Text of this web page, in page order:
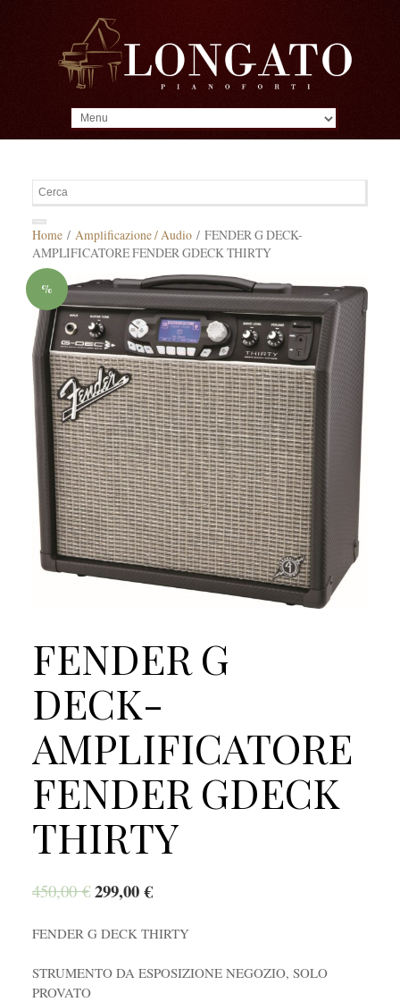
Home/ Amplificazione / Audio/ FENDER G DECK-
AMPLIFICATORE FENDER GDECK THIRTY
%
FENDER G
DECK-
AMPLIFICATORE
FENDER GDECK
THIRTY
450,00€ 299,00€
FENDER G DECK THIRTY
STRUMENTO DA ESPOSIZIONE NEGOZIO, SOLO
PROVATO